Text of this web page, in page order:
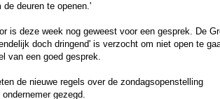
deuren te openen.'
is deze week nog geweest voor een gesprek. De
doch dringend' is verzocht om niet open te
van een goed gesprek.
de nieuwe regels over de zondagsopenstelling
gezegd.